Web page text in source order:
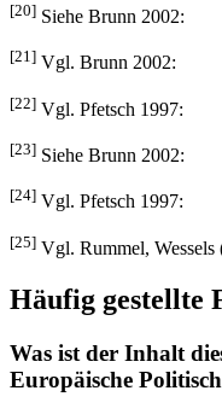
[20] Siehe Brunn 2002:
[21] Vgl. Brunn 2002:
[22] Vgl. Pfetsch 1997:
[23] Siehe Brunn 2002:
[24] Vgl. Pfetsch 1997:
[25] Vgl. Rummel, Wessels
Häufig gestellte
Was ist der Inhalt
Europäische